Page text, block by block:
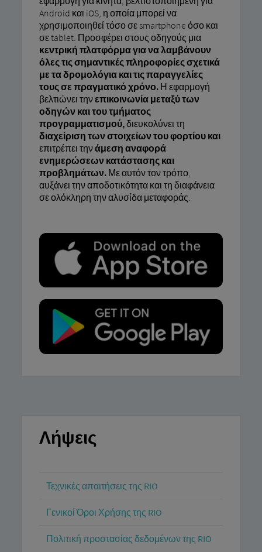
Android και iOS, η οποία μπορεί να
χρησιμοποιηθεί τόσο σε smartphone όσο και
σε tablet. Προσφέρει στους οδηγούς μια
κεντρική πλατφόρμα για να λαμβάνουν
όλες τις σημαντικές πληροφορίες σχετικά
με τα δρομολόγια και τις παραγγελίες
τους σε πραγματικό χρόνο.Η εφαρμογή
βελτιώνει τηνεπικοινωνία μεταξύ των
οδηγών και του τμήματος
προγραμματισμού,διευκολύνει τη
διαχείριση των στοιχείων του φορτίου και
επιτρέπει τηνάμεση αναφορά
ενημερώσεων κατάστασης και
προβλημάτων.Με αυτόν τον τρόπο,
αυξάνει την αποδοτικότητα και τη διαφάνεια
σε ολόκληρη την αλυσίδα μεταφοράς.
Λήψεις
Τεχνικές απαιτήσεις της RIO
Γενικοί Όροι Χρήσης της RIO
Πολιτική προστασίας δεδομένων της RIO